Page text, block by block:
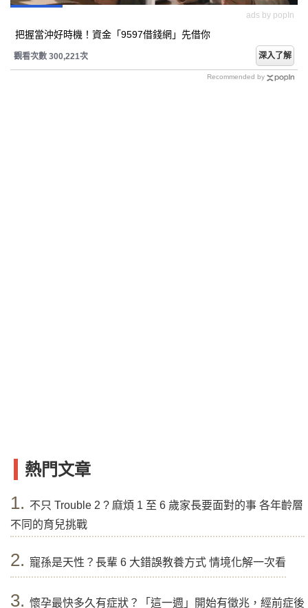
ads by popIn
把握當沖好時機！資金「9597借錢網」先借你
觀看次數 300,221次 深入了解
Recommended by
熱門文章
1. 不只 Trouble 2 ? 麻煩 1 至 6 歲家長要面對的事 各年齡層
不同的育兒挑戰
2. 寵孫是天性？長輩 6 大錯誤教養方式 情境化解一次看
3. 懷孕最快多久有症狀？「這一週」開始有徵兆，經前症後